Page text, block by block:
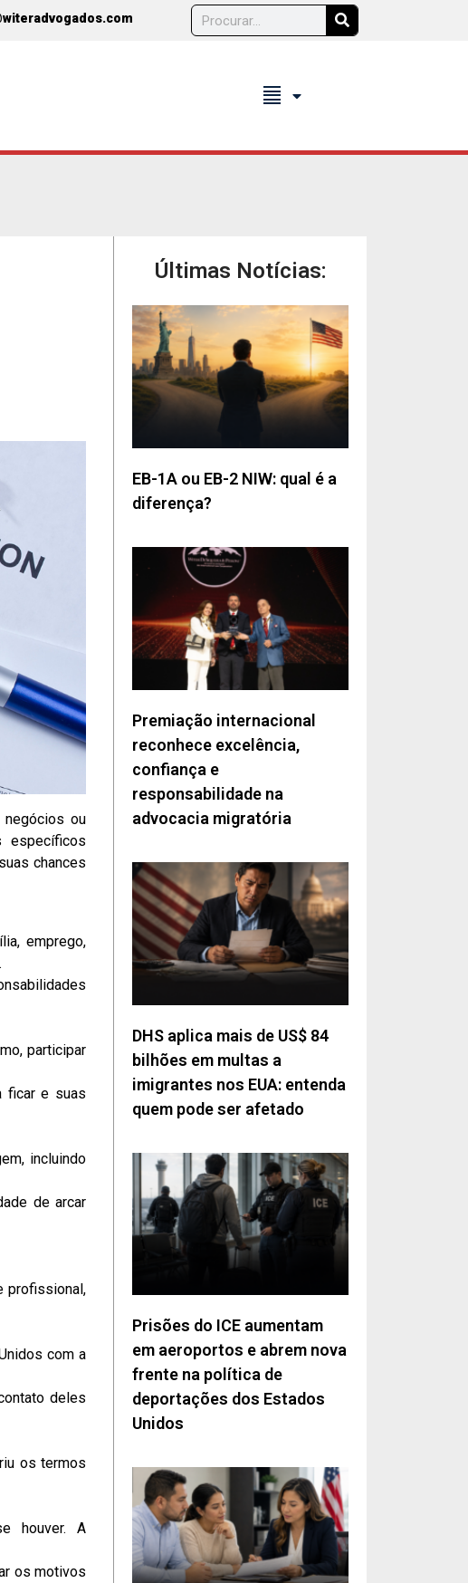
format_align_justify
negócios ou
específicos
chances
emprego,
participar
ficar e suas
incluindo
de arcar
profissional,
com a
deles
os termos
houver. A
os motivos
Últimas Notícias:
EB-1A ou EB-2 NIW: qual é a
diferença?
Premiação internacional
reconhece excelência,
confiança e
responsabilidade na
advocacia migratória
DHS aplica mais de US$ 84
bilhões em multas a
imigrantes nos EUA: entenda
quem pode ser afetado
Prisões do ICE aumentam
em aeroportos e abrem nova
frente na política de
deportações dos Estados
Unidos